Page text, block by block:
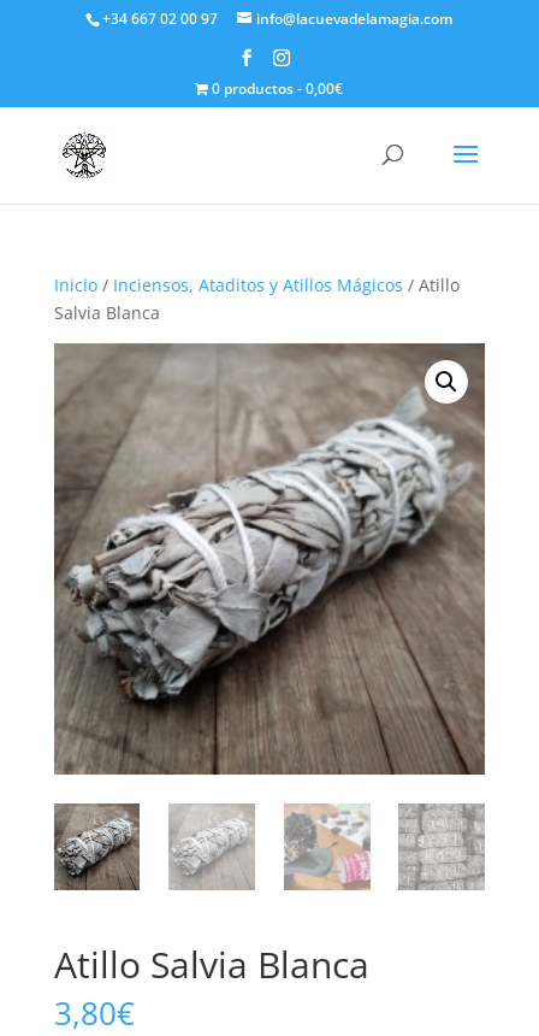
+34 667 02 00 97 info@lacuevadelamagia.com
0 productos 0,00€
Inicio/ Inciensos, Ataditos y Atillos Mágicos / Atillo
Salvia Blanca
Atillo Salvia Blanca
3,80€